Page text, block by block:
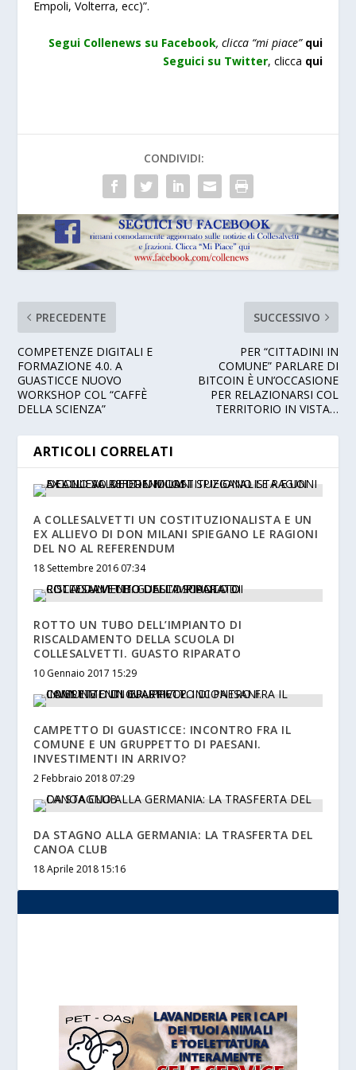
Empoli, Volterra, ecc)”.
Segui Collenews su Facebook, clicca “mi piace” qui
Seguici su Twitter, clicca qui
CONDIVIDI:
PRECEDENTE
COMPETENZE DIGITALI E
FORMAZIONE 4.0. A
GUASTICCE NUOVO
WORKSHOP COL “CAFFÈ
DELLA SCIENZA”
SUCCESSIVO
PER “CITTADINI IN
COMUNE” PARLARE DI
BITCOIN È UN’OCCASIONE
PER RELAZIONARSI COL
TERRITORIO IN VISTA…
ARTICOLI CORRELATI
A COLLESALVETTI UN COSTITUZIONALISTA E UN
EX ALLIEVO DI DON MILANI SPIEGANO LE RAGIONI
DEL NO AL REFERENDUM
18 Settembre 2016 07:34
ROTTO UN TUBO DELL’IMPIANTO DI
RISCALDAMENTO DELLA SCUOLA DI
COLLESALVETTI. GUASTO RIPARATO
10 Gennaio 2017 15:29
CAMPETTO DI GUASTICCE: INCONTRO FRA IL
COMUNE E UN GRUPPETTO DI PAESANI.
INVESTIMENTI IN ARRIVO?
2 Febbraio 2018 07:29
DA STAGNO ALLA GERMANIA: LA TRASFERTA DEL
CANOA CLUB
18 Aprile 2018 15:16